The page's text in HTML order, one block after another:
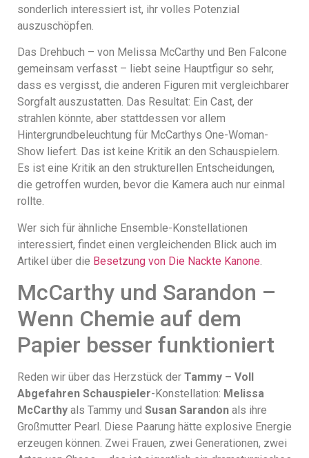
sonderlich interessiert ist, ihr volles Potenzial
auszuschöpfen.
Das Drehbuch – von Melissa McCarthy und Ben Falcone
gemeinsam verfasst – liebt seine Hauptfigur so sehr,
dass es vergisst, die anderen Figuren mit vergleichbarer
Sorgfalt auszustatten. Das Resultat: Ein Cast, der
strahlen könnte, aber stattdessen vor allem
Hintergrundbeleuchtung für McCarthys One-Woman-
Show liefert. Das ist keine Kritik an den Schauspielern.
Es ist eine Kritik an den strukturellen Entscheidungen,
die getroffen wurden, bevor die Kamera auch nur einmal
rollte.
Wer sich für ähnliche Ensemble-Konstellationen
interessiert, findet einen vergleichenden Blick auch im
Artikel über die Besetzung von Die Nackte Kanone
McCarthy und Sarandon –
Wenn Chemie auf dem
Papier besser funktioniert
Reden wir über das Herzstück der Tammy – Voll
Abgefahren Schauspieler-Konstellation: Melissa
McCarthy als Tammy und Susan Sarandon als ihre
Großmutter Pearl. Diese Paarung hätte explosive Energie
erzeugen können. Zwei Frauen, zwei Generationen, zwei